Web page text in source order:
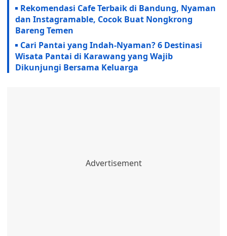
Rekomendasi Cafe Terbaik di Bandung, Nyaman
dan Instagramable, Cocok Buat Nongkrong
Bareng Temen
Cari Pantai yang Indah-Nyaman? 6 Destinasi
Wisata Pantai di Karawang yang Wajib
Dikunjungi Bersama Keluarga